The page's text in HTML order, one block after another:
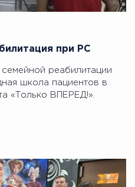
при РС
реабилитации
школа пациентов в
«Только ВПЕРЕД!».